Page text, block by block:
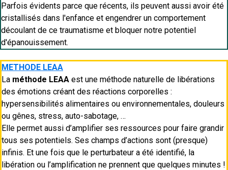
Parfois évidents parce que récents, ils peuvent aussi avoir été
cristallisés dans l'enfance et engendrer un comportement
découlant de ce traumatisme et bloquer notre potentiel
d'épanouissement.
METHODE LEAA
La méthode LEAA est une méthode naturelle de libérations
des émotions créant des réactions corporelles :
hypersensibilités alimentaires ou environnementales, douleurs
ou gênes, stress, auto-sabotage, …
Elle permet aussi d’amplifier ses ressources pour faire grandir
tous ses potentiels. Ses champs d’actions sont (presque)
infinis. Et une fois que le perturbateur a été identifié, la
libération ou l’amplification ne prennent que quelques minutes !